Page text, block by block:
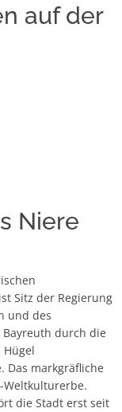
auf der
Niere
Sitz der Regierung
und des
durch die
Das markgräfliche
Weltkulturerbe.
die Stadt erst seit